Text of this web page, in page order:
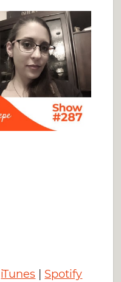
iTunes Spotify